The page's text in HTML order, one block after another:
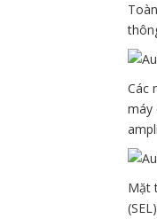
Các
máy
Mặt